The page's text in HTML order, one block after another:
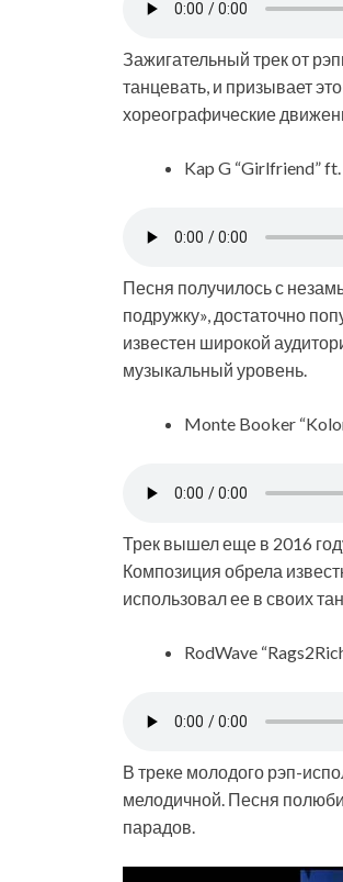
Зажигательный трек от
танцевать, и призывает
хореографические
Kap G “Girlfriend”
Песня получилось с
подружку», достаточно
известен широкой
музыкальный уровень.
Monte Booker
Трек вышел еще в 2016
Композиция обрела
использовал ее в своих
RodWave
В треке молодого рэп-
мелодичной. Песня
парадов.